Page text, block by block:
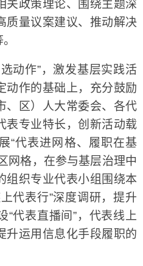
关政策理论、围绕主题深
质量议案建议、推动解决
作”，激发基层实践活
动作的基础上，充分鼓励
、区）人大常委会、各代
表专业特长，创新活动载
“代表进网格、履职在基
网格，在参与基层治理中
组织专业代表小组围绕本
代表行”深度调研，提升
“代表直播间”，代表线上
升运用信息化手段履职的